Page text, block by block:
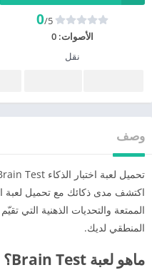
0/5
الأصوات:0
نقل
وصف
اكتشف مدى ذكائك مع تحميل لعبة
الممتعة والتحديات الذهنية التي
المنطقي لديك.
ماهو لعبة Brain Test؟